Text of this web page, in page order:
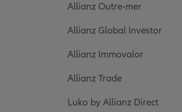
Allianz Outre-mer
Allianz Global Investor
Allianz Immovalor
Allianz Trade
Luko by Allianz Direct